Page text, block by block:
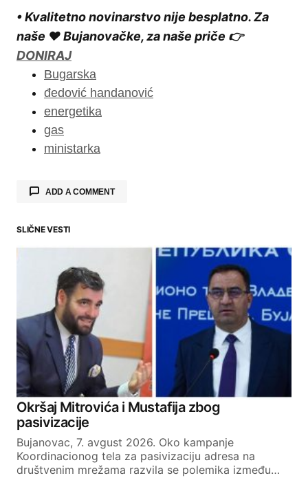
• Kvalitetno novinarstvo nije besplatno. Za
naše ❤️ Bujanovačke, za naše priče 👉
DONIRAJ
Bugarska
đedović handanović
energetika
gas
ministarka
ADD A COMMENT
Your email address will not be published.
Required fields are marked
Comment*
Your Name
Your E-mail
SLIČNE VESTI
Okršaj Mitrovića i Mustafija zbog
pasivizacije
Bujanovac, 7. avgust 2026. Oko kampanje
Koordinacionog tela za pasivizaciju adresa na
društvenim mrežama razvila se polemika između…